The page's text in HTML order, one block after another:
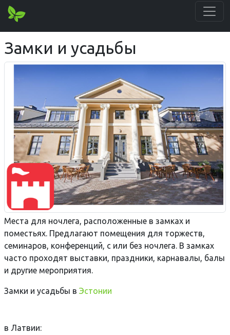
Замки и усадьбы
Места для ночлега, расположенные в замках и
поместьях. Предлагают помещения для торжеств,
семинаров, конференций, с или без ночлега. В замках
часто проходят выставки, праздники, карнавалы, балы
и другие мероприятия.
Замки и усадьбы в Эстонии
в Латвии: